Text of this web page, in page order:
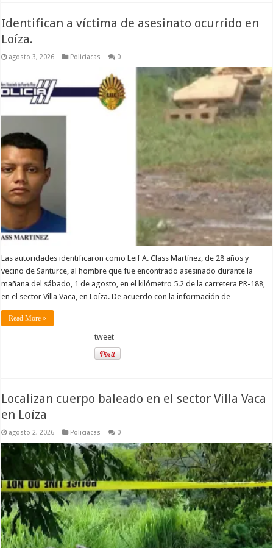
Identifican a víctima de asesinato ocurrido en
Loíza.
agosto 3, 2026 Policiacas 0
Las autoridades identificaron como Leif A. Class Martínez, de 28 años y
vecino de Santurce, al hombre que fue encontrado asesinado durante la
mañana del sábado, 1 de agosto, en el kilómetro 5.2 de la carretera PR-188,
en el sector Villa Vaca, en Loíza. De acuerdo con la información de …
Read More »
tweet
Localizan cuerpo baleado en el sector Villa Vaca
en Loíza
agosto 2, 2026 Policiacas 0